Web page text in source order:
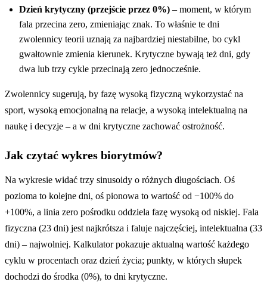
Dzień krytyczny (przejście przez 0%) – moment, w którym
fala przecina zero, zmieniając znak. To właśnie te dni
zwolennicy teorii uznają za najbardziej niestabilne, bo cykl
gwałtownie zmienia kierunek. Krytyczne bywają też dni, gdy
dwa lub trzy cykle przecinają zero jednocześnie.
Zwolennicy sugerują, by fazę wysoką fizyczną wykorzystać na
sport, wysoką emocjonalną na relacje, a wysoką intelektualną na
naukę i decyzje – a w dni krytyczne zachować ostrożność.
Jak czytać wykres biorytmów?
Na wykresie widać trzy sinusoidy o różnych długościach. Oś
pozioma to kolejne dni, oś pionowa to wartość od −100% do
+100%, a linia zero pośrodku oddziela fazę wysoką od niskiej. Fala
fizyczna (23 dni) jest najkrótsza i faluje najczęściej, intelektualna (33
dni) – najwolniej. Kalkulator pokazuje aktualną wartość każdego
cyklu w procentach oraz dzień życia; punkty, w których słupek
dochodzi do środka (0%), to dni krytyczne.